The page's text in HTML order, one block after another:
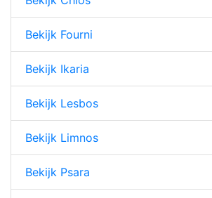
Bekijk Fourni
Bekijk Ikaria
Bekijk Lesbos
Bekijk Limnos
Bekijk Psara